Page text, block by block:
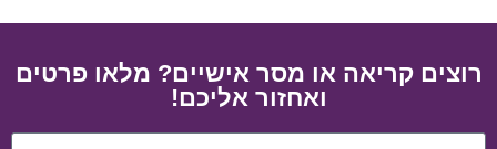
רוצים קריאה או מסר אישיים? מלאו פרטים
ואחזור אליכם!